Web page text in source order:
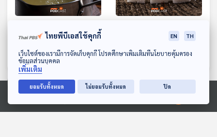
ดาวน์โหลด Thai PBS Podcast Application
Ⓒ 2020 องค์การกระจายเสียงและแพร่ภาพสาธารณะแห่งประเทศไทย
รสชาติความอร่อย
เรื่องเล่าข้างเตาถ่าน
ตอนที่เกี่ยวข้อง
ไทยพีบีเอสใช้คุกกี้ EN TH
เว็บไซต์ของเรามีการจัดเก็บคุกกี้ โปรดศึกษาเพิ่มเติมที่นโยบายคุ้มครอง
ข้อมูลส่วนบุคคล
เพิ่มเติม
ยอมรับทั้งหมด ไม่ยอมรับทั้งหมด ปิด